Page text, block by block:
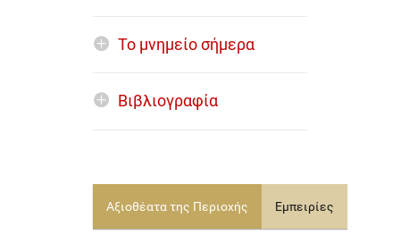
Το μνημείο σήμερα
Βιβλιογραφία
Αξιοθέατα της Περιοχής Εμπειρίες